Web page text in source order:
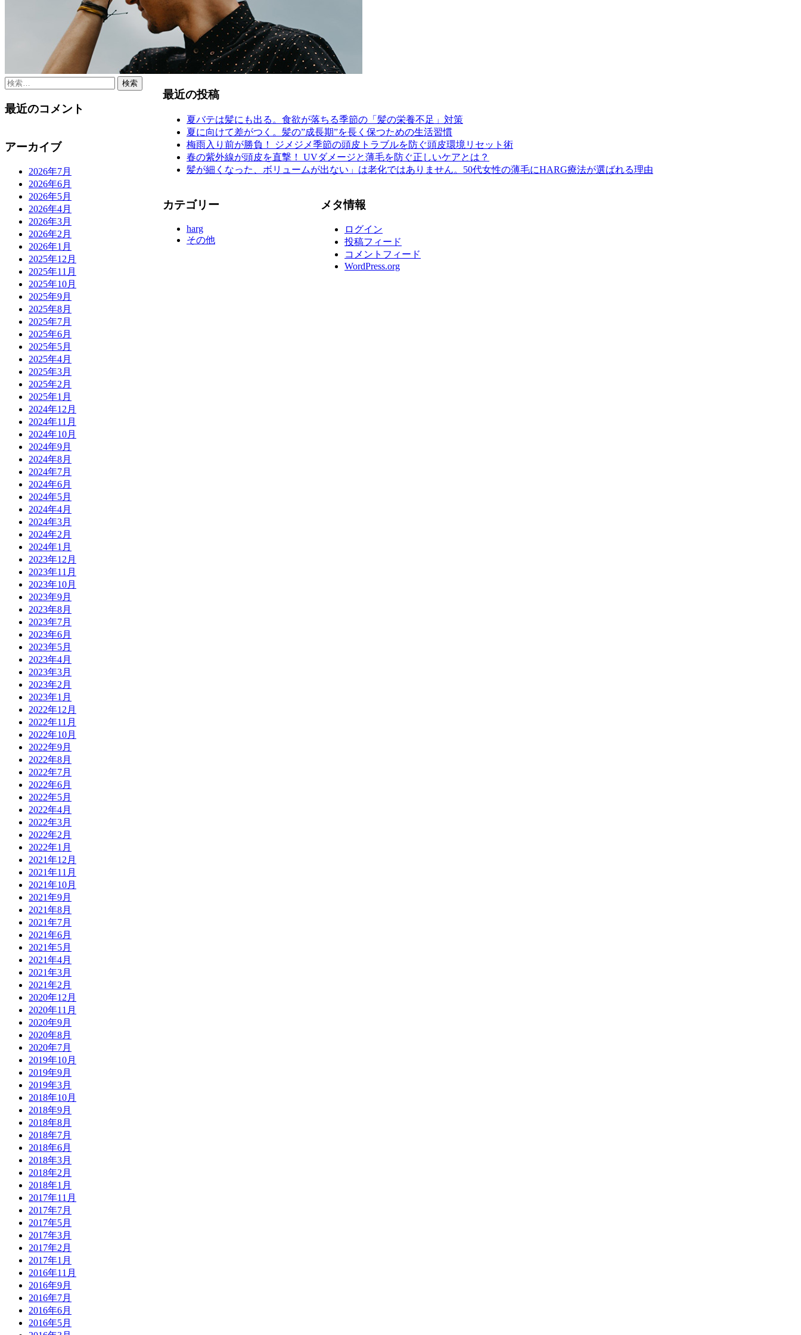
検
最近の投稿
夏バテは髪にも出る。食欲が落ちる季節の「髪の栄養不足」対策
夏に向けて差がつく。髪の”成長期”を長く保つための生活習慣
梅雨入り前が勝負！ ジメジメ季節の頭皮トラブルを防ぐ頭皮環境リセット術
春の紫外線が頭皮を直撃！ UVダメージと薄毛を防ぐ正しいケアとは？
髪が細くなった、ボリュームが出ない」は老化ではありません。50代女性の薄毛にHARG療法が選ばれる理由
最近のコメント
アーカイブ
2026年7月
2026年6月
2026年5月
2026年4月
2026年3月
2026年2月
2026年1月
2025年12月
2025年11月
2025年10月
2025年9月
2025年8月
2025年7月
2025年6月
2025年5月
2025年4月
2025年3月
2025年2月
2025年1月
2024年12月
2024年11月
2024年10月
2024年9月
2024年8月
2024年7月
2024年6月
2024年5月
2024年4月
2024年3月
2024年2月
2024年1月
2023年12月
2023年11月
2023年10月
2023年9月
2023年8月
2023年7月
2023年6月
2023年5月
2023年4月
2023年3月
2023年2月
2023年1月
2022年12月
2022年11月
2022年10月
2022年9月
2022年8月
2022年7月
2022年6月
2022年5月
2022年4月
2022年3月
2022年2月
2022年1月
2021年12月
2021年11月
2021年10月
2021年9月
2021年8月
2021年7月
2021年6月
2021年5月
2021年4月
2021年3月
2021年2月
2020年12月
2020年11月
2020年9月
2020年8月
2020年7月
2019年10月
2019年9月
2019年3月
2018年10月
2018年9月
2018年8月
2018年7月
2018年6月
2018年3月
2018年2月
2018年1月
2017年11月
2017年7月
2017年5月
2017年3月
2017年2月
2017年1月
2016年11月
2016年9月
2016年7月
2016年6月
2016年5月
カテゴリー
harg
その他
メタ情報
ログイン
投稿フィード
コメントフィード
WordPress.org